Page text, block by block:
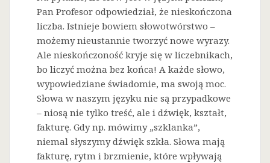
Pan Profesor odpowiedział, że nieskończona
liczba. Istnieje bowiem słowotwórstwo –
możemy nieustannie tworzyć nowe wyrazy.
Ale nieskończoność kryje się w liczebnikach,
bo liczyć można bez końca! A każde słowo,
wypowiedziane świadomie, ma swoją moc.
Słowa w naszym języku nie są przypadkowe
– niosą nie tylko treść, ale i dźwięk, kształt,
fakturę. Gdy np. mówimy „szklanka”,
niemal słyszymy dźwięk szkła. Słowa mają
fakturę, rytm i brzmienie, które wpływają